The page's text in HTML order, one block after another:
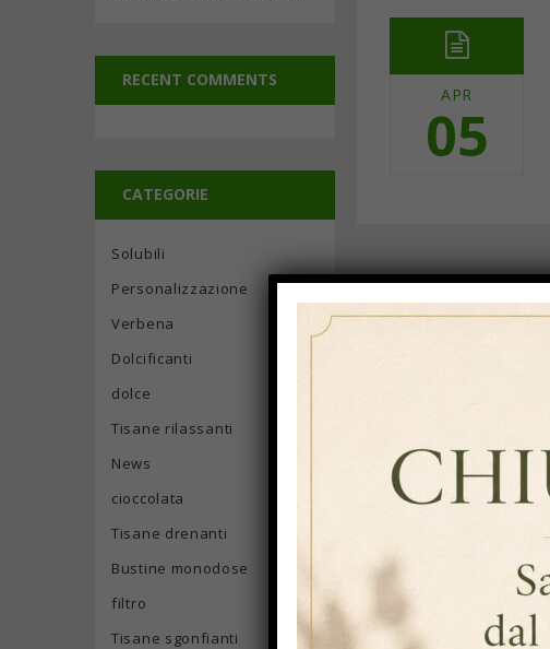
APR
05
RECENT COMMENTS
CATEGORIE
Solubili
Personalizzazione
Verbena
Dolcificanti
dolce
Tisane rilassanti
News
cioccolata
Tisane drenanti
Bustine monodose
filtro
Tisane sgonfianti